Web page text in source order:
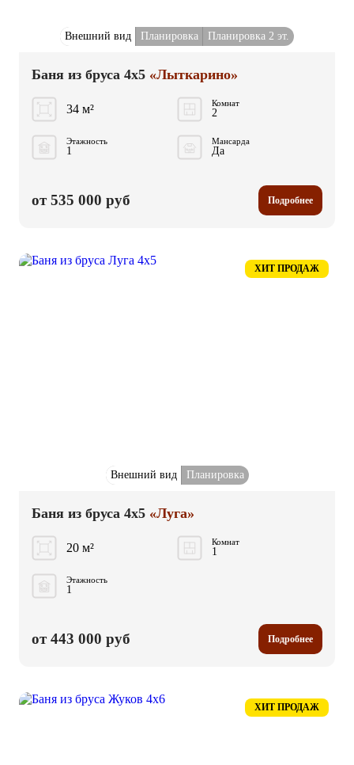
Внешний вид Планировка Планировка 2 эт.
Баня из бруса 4x5 «Лыткарино»
34 м² Комнат
2
Этажность
1
Мансарда
Да
от 535 000 руб Подробнее
ХИТ ПРОДАЖ
Внешний вид Планировка
Баня из бруса 4x5 «Луга»
20 м² Комнат
1
Этажность
1
от 443 000 руб Подробнее
ХИТ ПРОДАЖ